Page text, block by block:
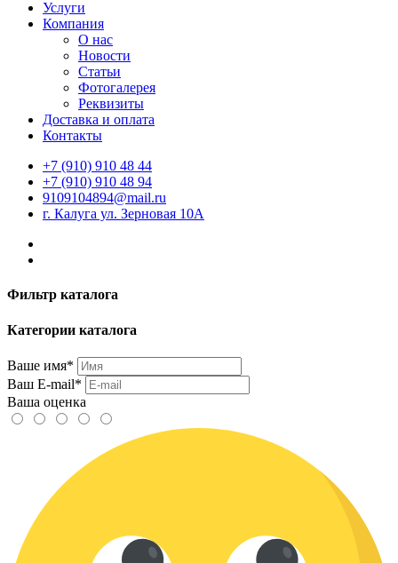
Услуги
Компания
О нас
Новости
Статьи
Фотогалерея
Реквизиты
Доставка и оплата
Контакты
+7 (910) 910 48 44
+7 (910) 910 48 94
9109104894@mail.ru
г. Калуга ул. Зерновая 10А
Фильтр каталога
Категории каталога
Ваше имя*
Ваш E-mail*
Ваша оценка